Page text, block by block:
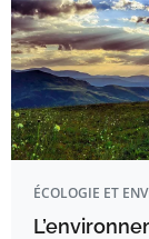
ÉCOLOGIE ET